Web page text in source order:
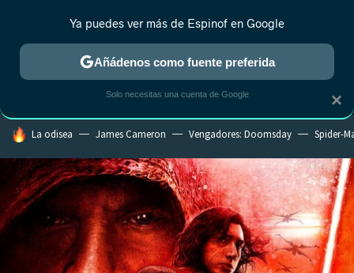
MENÚ NUEVO
ESTRENOS REALITY ANIME RANKINGS CINE
HOY SE HABLA DE
La odisea James Cameron Vengadores: Doomsday Spider-
×
Ya puedes ver más de Espinof en Google
Añádenos como fuente preferida
Solo necesitas una cuenta de Google